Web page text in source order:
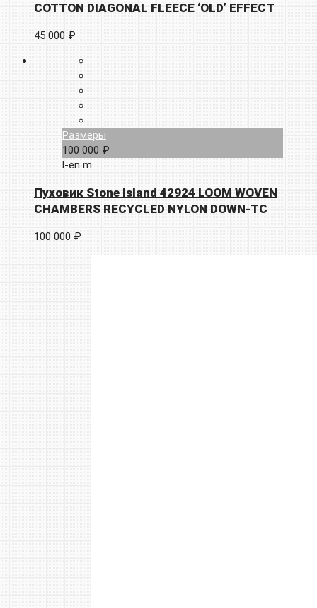
COTTON DIAGONAL FLEECE ‘OLD’ EFFECT
45 000 ₽
Размеры
100 000 ₽
l-en m
Пуховик Stone Island 42924 LOOM WOVEN
CHAMBERS RECYCLED NYLON DOWN-TC
100 000 ₽